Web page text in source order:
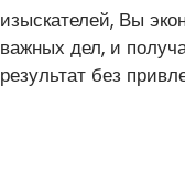
изыскателей, Вы
важных дел, и
результат без